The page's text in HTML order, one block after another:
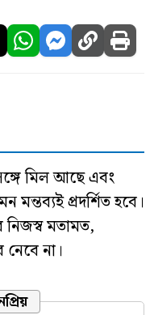
মিল আছে এবং
প্রদর্শিত হবে।
মতামত,
না।